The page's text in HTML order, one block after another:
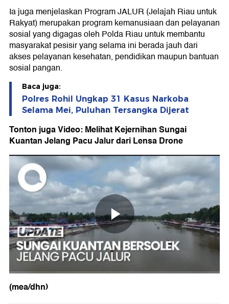
Ia juga menjelaskan Program JALUR (Jelajah Riau untuk
Rakyat) merupakan program kemanusiaan dan pelayanan
sosial yang digagas oleh Polda Riau untuk membantu
masyarakat pesisir yang selama ini berada jauh dari
akses pelayanan kesehatan, pendidikan maupun bantuan
sosial pangan.
Baca juga:
Polres Rohil Ungkap 31 Kasus Narkoba
Selama Mei, Puluhan Tersangka Dijerat
Tonton juga Video: Melihat Kejernihan Sungai
Kuantan Jelang Pacu Jalur dari Lensa Drone
(mea/dhn)